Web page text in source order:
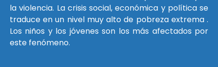
la violencia. La crisis social, económica y política se
traduce en un nivel muy alto de pobreza extrema .
Los niños y los jóvenes son los más afectados por
este fenómeno.